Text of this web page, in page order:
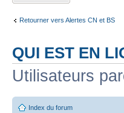
Retourner vers Alertes CN et BS
QUI EST EN
Utilisateurs
Index du forum